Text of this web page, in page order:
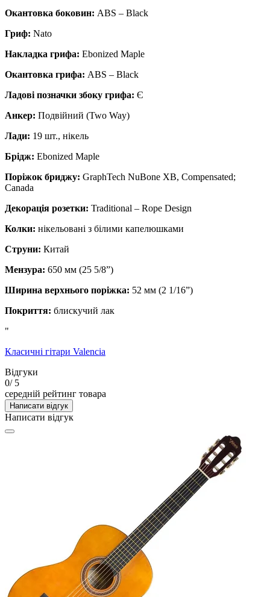
Окантовка боковин: ABS – Black
Гриф: Nato
Накладка грифа: Ebonized Maple
Окантовка грифа: ABS – Black
Ладові позначки збоку грифа: Є
Анкер: Подвійний (Two Way)
Лади: 19 шт., нікель
Брідж: Ebonized Maple
Поріжок бриджу: GraphTech NuBone XB, Compensated;
Canada
Декорація розетки: Traditional – Rope Design
Колки: нікельовані з білими капелюшками
Струни: Китай
Мензура: 650 мм (25 5/8”)
Ширина верхнього поріжка: 52 мм (2 1/16”)
Покриття: блискучий лак
"
Класичні гітари Valencia
Відгуки
0/ 5
середній рейтинг товара
Написати відгук
Написати відгук